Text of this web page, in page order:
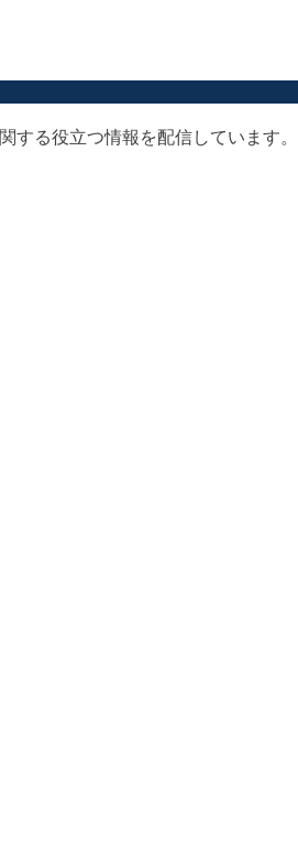
する役立つ情報を配信しています。